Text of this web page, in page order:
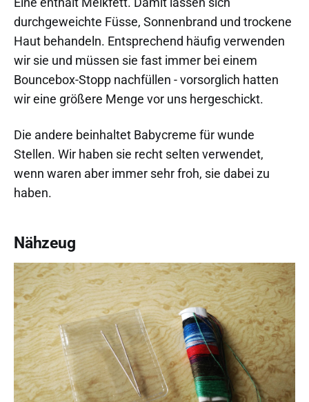
durchgeweichte Füsse, Sonnenbrand und trockene
Haut behandeln. Entsprechend häufig verwenden
wir sie und müssen sie fast immer bei einem
Bouncebox-Stopp nachfüllen - vorsorglich hatten
wir eine größere Menge vor uns hergeschickt.
Die andere beinhaltet Babycreme für wunde
Stellen. Wir haben sie recht selten verwendet,
wenn waren aber immer sehr froh, sie dabei zu
haben.
Nähzeug